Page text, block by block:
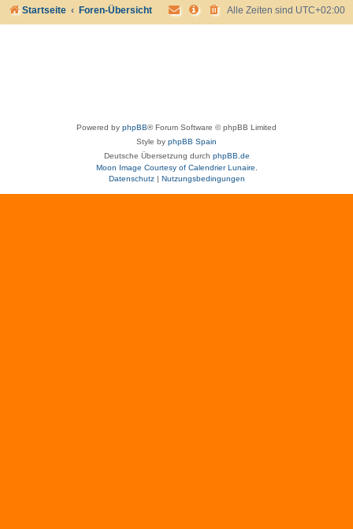
Startseite Foren-Übersicht Alle Zeiten sind UTC+02:00
Powered by phpBB® Forum Software © phpBB Limited
Style by phpBB Spain
Deutsche Übersetzung durch phpBB.de
Moon Image Courtesy of Calendrier Lunaire.
Datenschutz| Nutzungsbedingungen